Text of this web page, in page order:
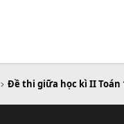
Đề thi giữa học kì II Toán